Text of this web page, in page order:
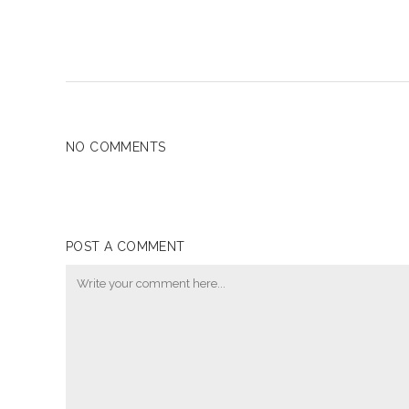
NO COMMENTS
POST A COMMENT